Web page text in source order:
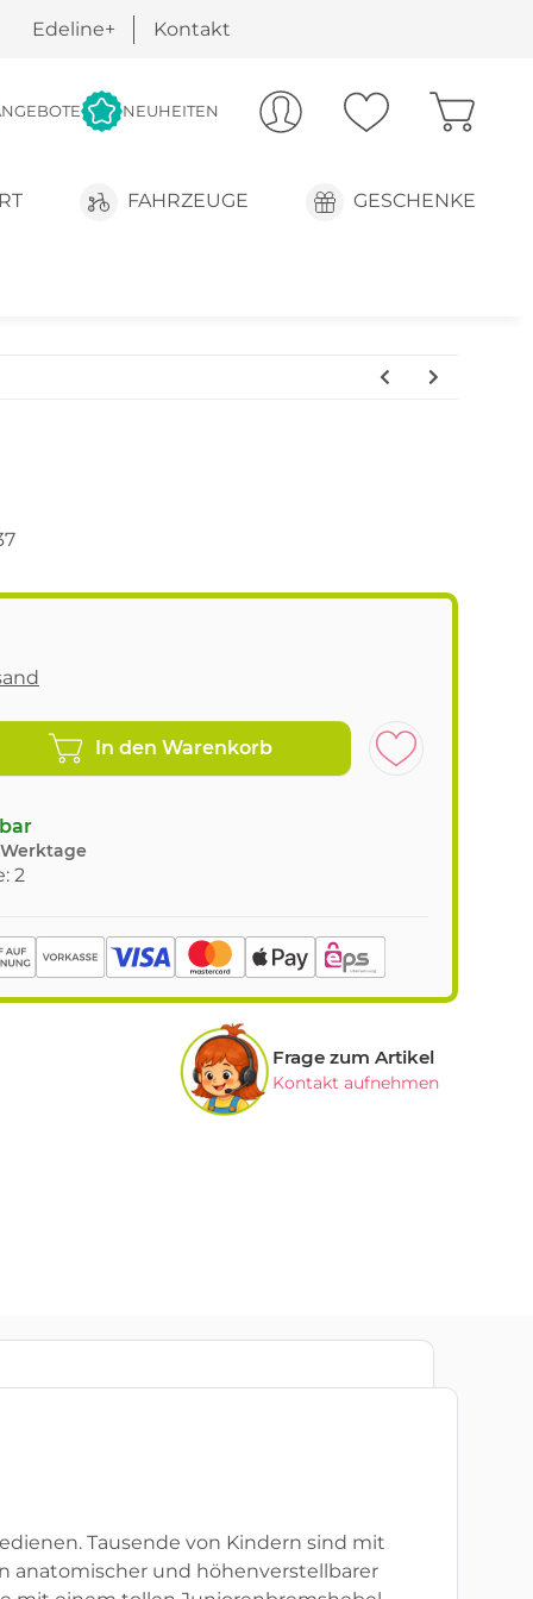
Edeline+ Kontakt
NEUHEITEN
FAHRZEUGE GESCHENKE
In den Warenkorb
2
Frage zum Artikel
Kontakt aufnehmen
Tausende von Kindern sind mit
anatomischer und höhenverstellbarer